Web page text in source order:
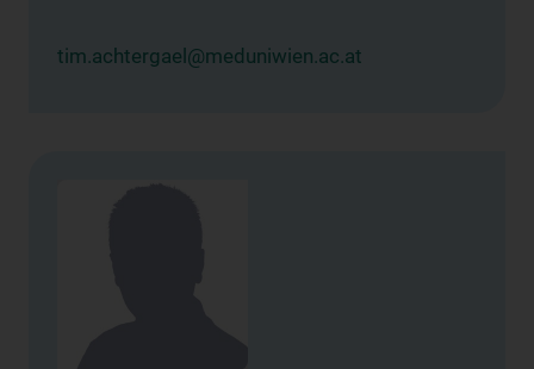
tim.achtergael@meduniwien.ac.at